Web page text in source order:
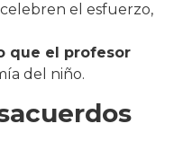
el esfuerzo,
que el profesor
del niño.